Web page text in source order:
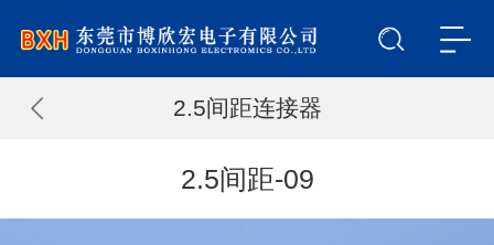
2.5间距连接器
2.5间距-09